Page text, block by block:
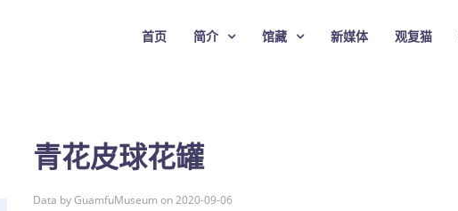
首页 简介 馆藏 新媒体 观复猫
青花皮球花罐
Data by GuamfuMuseum on 2020-09-06